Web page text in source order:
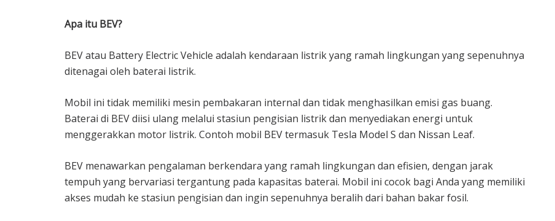
Apa itu BEV?
BEV atau Battery Electric Vehicle adalah kendaraan listrik yang ramah lingkungan yang sepenuhnya
ditenagai oleh baterai listrik.
Mobil ini tidak memiliki mesin pembakaran internal dan tidak menghasilkan emisi gas buang.
Baterai di BEV diisi ulang melalui stasiun pengisian listrik dan menyediakan energi untuk
menggerakkan motor listrik. Contoh mobil BEV termasuk Tesla Model S dan Nissan Leaf.
BEV menawarkan pengalaman berkendara yang ramah lingkungan dan efisien, dengan jarak
tempuh yang bervariasi tergantung pada kapasitas baterai. Mobil ini cocok bagi Anda yang memiliki
akses mudah ke stasiun pengisian dan ingin sepenuhnya beralih dari bahan bakar fosil.